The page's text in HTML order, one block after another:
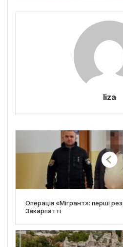
liza
Операція «Мігрант»: перші
Закарпатті